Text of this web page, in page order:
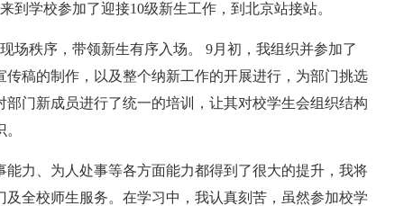
到学校参加了迎接10级新生工作，到北京站接站。
场秩序，带领新生有序入场。 9月初，我组织并参加了
稿的制作，以及整个纳新工作的开展进行，为部门挑选
门新成员进行了统一的培训，让其对校学生会组织结构
力、为人处事等各方面能力都得到了很大的提升，我将
全校师生服务。在学习中，我认真刻苦，虽然参加校学